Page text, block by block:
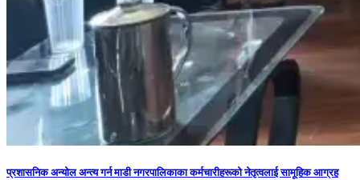
प्रशासनिक अन्योल अन्त्य गर्न माडी नगरपालिकाका कर्मचारीहरूको नेतृत्वलाई सामूहिक आग्रह